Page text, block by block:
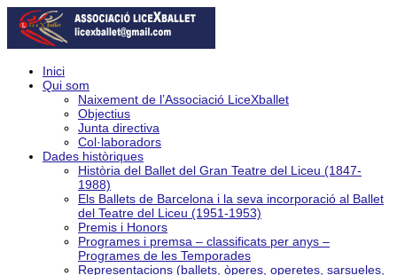
Inici
Qui som
Naixement de l’Associació LiceXballet
Objectius
Junta directiva
Col·laboradors
Dades històriques
Història del Ballet del Gran Teatre del Liceu (1847-
1988)
Els Ballets de Barcelona i la seva incorporació al Ballet
del Teatre del Liceu (1951-1953)
Premis i Honors
Programes i premsa – classificats per anys –
Programes de les Temporades
Representacions (ballets, òperes, operetes, sarsueles,